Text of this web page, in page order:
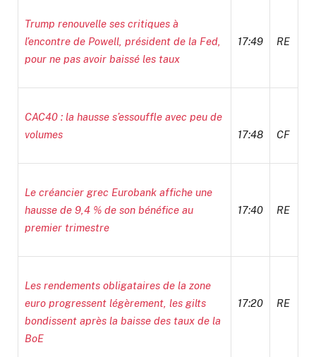
Trump renouvelle ses critiques à
l’encontre de Powell, président de la Fed,
pour ne pas avoir baissé les taux
17:49 RE
CAC40 : la hausse s’essouffle avec peu de
volumes
17:48 CF
Le créancier grec Eurobank affiche une
hausse de 9,4 % de son bénéfice au
premier trimestre
17:40 RE
Les rendements obligataires de la zone
euro progressent légèrement, les gilts
bondissent après la baisse des taux de la
BoE
17:20 RE